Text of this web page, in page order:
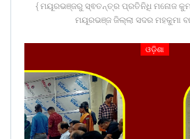
{ ମୟୂରଭଞ୍ଜରୁ ସ୍ଵତନ୍ତ୍ର ପ୍ରତିନିଧି ମନୋଜ
ମୟୂରଭଞ୍ଜ ଜିଲ୍ଲା ସଦର ମହକୁମା
ଓଡ଼ିଶା